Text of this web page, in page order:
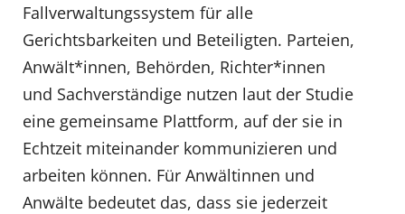
Fallverwaltungssystem für alle
Gerichtsbarkeiten und Beteiligten. Parteien,
Anwält*innen, Behörden, Richter*innen
und Sachverständige nutzen laut der Studie
eine gemeinsame Plattform, auf der sie in
Echtzeit miteinander kommunizieren und
arbeiten können. Für Anwältinnen und
Anwälte bedeutet das, dass sie jederzeit